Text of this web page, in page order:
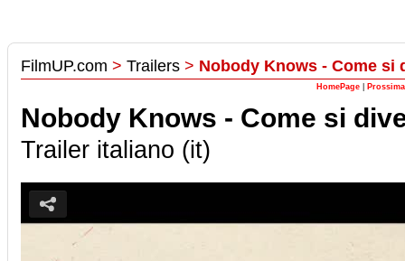
FilmUP.com > Trailers > Nobody Knows - Come si
HomePage
Nobody Knows - Come si
Trailer italiano (it)